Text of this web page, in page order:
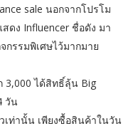
sale นอกจากโปรโม
ดง Influencer ชื่อดัง มา
รรมพิเศษไว้มากมาย
3,000 ได้สิทธิ์ลุ้น Big
วัน
เท่านั้น เพียงซื้อสินค้าในวัน